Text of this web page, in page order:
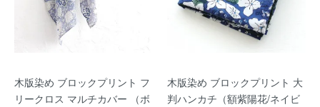
木版染め ブロックプリント フ
リークロス マルチカバー （ボ
木版染め ブロックプリント 大
判ハンカチ（額紫陽花/ネイビ